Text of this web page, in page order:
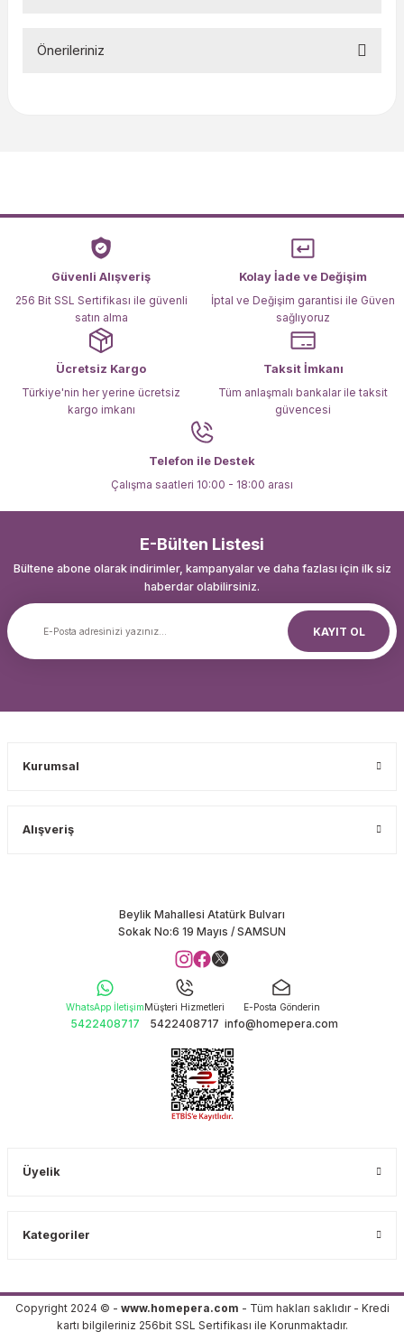
Önerileriniz
Ürün açıklamasında eksik bilgiler bulunuyor.
Ürün bilgilerinde hatalar bulunuyor.
Ürün fiyatı diğer sitelerden daha pahalı.
Bu ürüne benzer farklı alternatifler olmalı.
Güvenli Alışveriş
256 Bit SSL Sertifikası ile güvenli
satın alma
Kolay İade ve Değişim
İptal ve Değişim garantisi ile Güven
sağlıyoruz
Ücretsiz Kargo
Türkiye'nin her yerine ücretsiz
kargo imkanı
Taksit İmkanı
Tüm anlaşmalı bankalar ile taksit
güvencesi
Telefon ile Destek
Çalışma saatleri 10:00 - 18:00 arası
E-Bülten Listesi
Bültene abone olarak indirimler, kampanyalar ve daha fazlası için ilk siz
haberdar olabilirsiniz.
KAYIT OL
Kurumsal
Alışveriş
Beylik Mahallesi Atatürk Bulvarı
Sokak No:6 19 Mayıs / SAMSUN
WhatsApp İletişim
5422408717
Müşteri Hizmetleri
5422408717
E-Posta Gönderin
info@homepera.com
Üyelik
Kategoriler
Copyright 2024 © - www.homepera.com - Tüm hakları saklıdır - Kredi
kartı bilgileriniz 256bit SSL Sertifikası ile Korunmaktadır.